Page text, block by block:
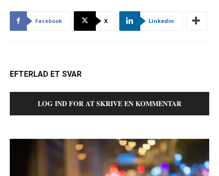
Facebook X Linkedin
EFTERLAD ET SVAR
LOG IND FOR AT SKRIVE EN KOMMENTAR